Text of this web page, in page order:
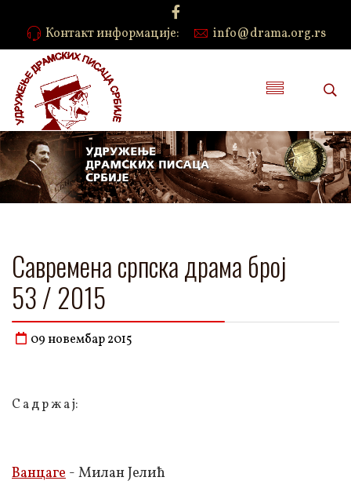
Контакт информације: info@drama.org.rs
Савремена српска драма број
53 / 2015
09 новембар 2015
С а д р ж а ј:
Ванцаге - Милан Јелић